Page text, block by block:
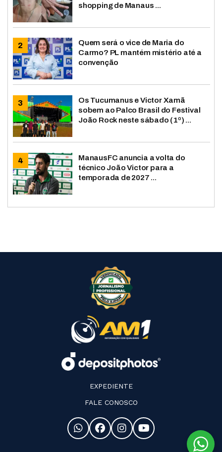
shopping de Manaus ...
Quem será o vice de Maria do
Carmo? PL mantém mistério até a
convenção
Os Tucumanus e Victor Xamã
sobem ao Palco Brasil do Festival
João Rock neste sábado (1º) ...
ManausFC anuncia a volta do
técnico João Victor para a
temporada de 2027 ...
EXPEDIENTE
FALE CONOSCO